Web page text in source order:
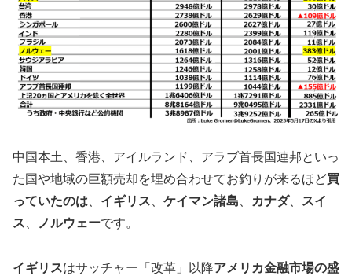
中国本土、香港、アイルランド、アラブ首長国連邦といっ
た国や地域の巨額売却を埋め合わせてお釣りが来るほど買
っていたのは
イギリス ケイマン諸島 カナダ、
スイ
ス
ノルウェーです。
イギリスはサッチャー「改革」以降アメリカ金融市場の盛